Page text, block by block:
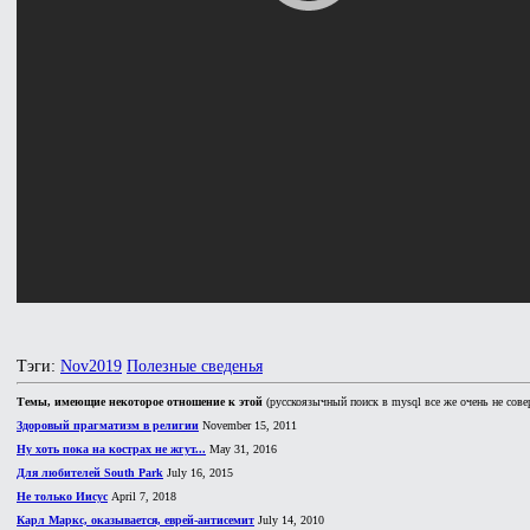
Тэги: Nov2019 Полезные сведенья
Темы, имеющие некоторое отношение к этой (русскоязычный поиск в mysql все же очень не
Здоровый прагматизм в религии November 15, 2011
Ну хоть пока на кострах не жгут... May 31, 2016
Для любителей South Park July 16, 2015
Не только Иисус April 7, 2018
Карл Маркс, оказывается, еврей-антисемит July 14, 2010